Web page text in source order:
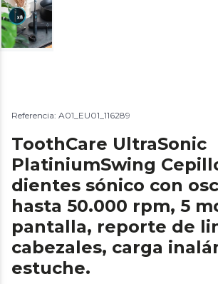
Referencia: A01_EU01_116289
ToothCare UltraSonic
PlatiniumSwing
dientes sónico con
hasta 50.000 rpm, 5
pantalla, reporte de
cabezales, carga
estuche.